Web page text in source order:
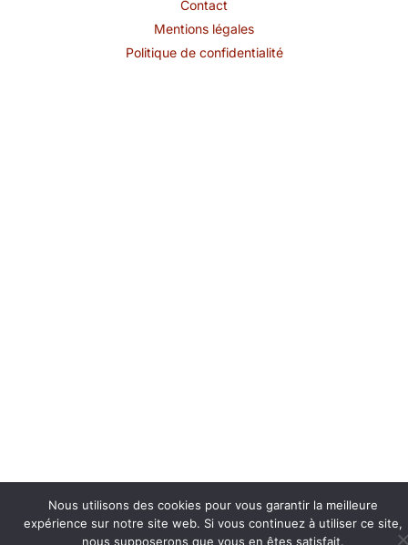
Contact
Mentions légales
Politique de confidentialité
Nous utilisons des cookies pour vous garantir la meilleure
expérience sur notre site web. Si vous continuez à utiliser ce site,
nous supposerons que vous en êtes satisfait.